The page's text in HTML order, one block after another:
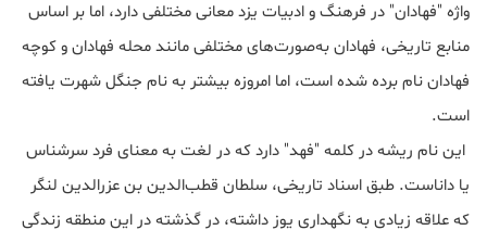
واژه "فهادان" در فرهنگ و ادبیات یزد معانی مختلفی دارد، اما بر اساس
منابع تاریخی، فهادان به‌صورت‌های مختلفی مانند محله فهادان و کوچه
فهادان نام برده شده است، اما امروزه بیشتر به نام جنگل شهرت یافته
است.
این نام ریشه در کلمه "فهد" دارد که در لغت به معنای فرد سرشناس
یا داناست. طبق اسناد تاریخی، سلطان قطب‌الدین بن عزرالدین لنگر
که علاقه زیادی به نگهداری یوز داشته، در گذشته در این منطقه زندگی